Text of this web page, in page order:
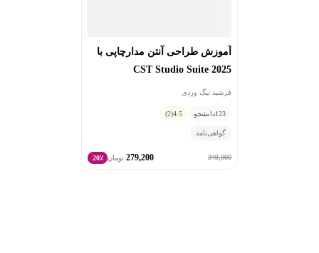
آموزش طراحی آنتن مدارچاپی با
CST Studio Suite 2025
فرشید بیگ وردی
123دانشجو 4.5
(2)
گواهی‌نامه
349,000
279,200 تومان 20٪